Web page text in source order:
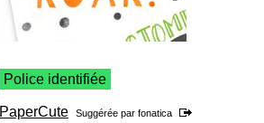
Police identifiée
PaperCute Suggérée par fonatica